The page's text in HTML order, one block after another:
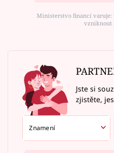
Ministerstvo financí varuje:
vzniknout
Jste si
zjistěte,